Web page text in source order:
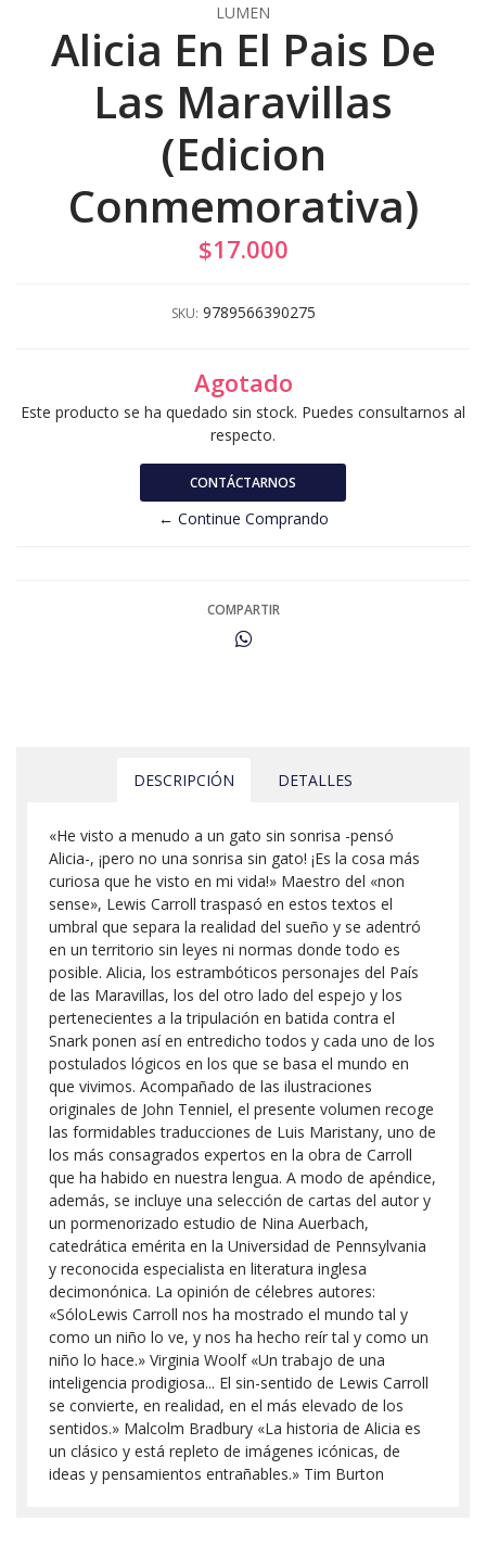
LUMEN
Alicia En El Pais De
Las Maravillas
(Edicion
Conmemorativa)
$17.000
SKU: 9789566390275
Agotado
Este producto se ha quedado sin stock. Puedes consultarnos al
respecto.
CONTÁCTARNOS
← Continue Comprando
COMPARTIR
DESCRIPCIÓN DETALLES
«He visto a menudo a un gato sin sonrisa -pensó
Alicia-, ¡pero no una sonrisa sin gato! ¡Es la cosa más
curiosa que he visto en mi vida!» Maestro del «non
sense», Lewis Carroll traspasó en estos textos el
umbral que separa la realidad del sueño y se adentró
en un territorio sin leyes ni normas donde todo es
posible. Alicia, los estrambóticos personajes del País
de las Maravillas, los del otro lado del espejo y los
pertenecientes a la tripulación en batida contra el
Snark ponen así en entredicho todos y cada uno de los
postulados lógicos en los que se basa el mundo en
que vivimos. Acompañado de las ilustraciones
originales de John Tenniel, el presente volumen recoge
las formidables traducciones de Luis Maristany, uno de
los más consagrados expertos en la obra de Carroll
que ha habido en nuestra lengua. A modo de apéndice,
además, se incluye una selección de cartas del autor y
un pormenorizado estudio de Nina Auerbach,
catedrática emérita en la Universidad de Pennsylvania
y reconocida especialista en literatura inglesa
decimonónica. La opinión de célebres autores:
«SóloLewis Carroll nos ha mostrado el mundo tal y
como un niño lo ve, y nos ha hecho reír tal y como un
niño lo hace.» Virginia Woolf «Un trabajo de una
inteligencia prodigiosa... El sin-sentido de Lewis Carroll
se convierte, en realidad, en el más elevado de los
sentidos.» Malcolm Bradbury «La historia de Alicia es
un clásico y está repleto de imágenes icónicas, de
ideas y pensamientos entrañables.» Tim Burton